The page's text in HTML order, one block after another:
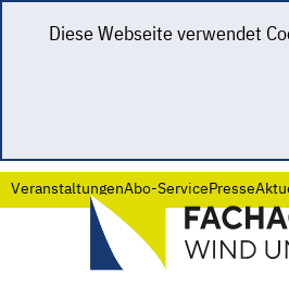
Diese Webseite verwendet
VeranstaltungenAbo-ServicePresse